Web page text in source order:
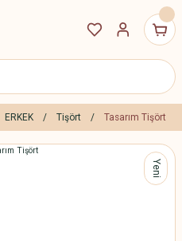
ERKEK Tişört Tasarım Tişört
Yeni